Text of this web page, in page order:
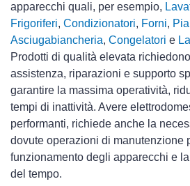
apparecchi quali, per esempio,
Frigoriferi, Condizionatori, Forni,
Asciugabiancheria, Congelatori e
Prodotti di qualità elevata
assistenza, riparazioni e supporto
garantire la massima operatività,
tempi di inattività. Avere
performanti, richiede anche la
dovute operazioni di manutenzione
funzionamento degli apparecchi e
del tempo.